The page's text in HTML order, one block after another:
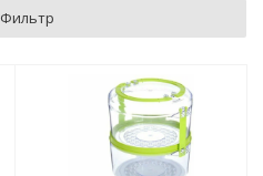
Фильтр